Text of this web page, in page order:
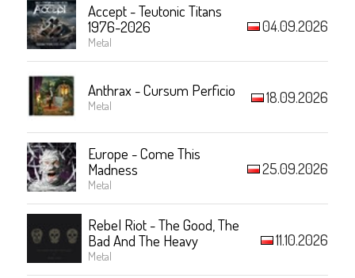
Accept - Teutonic Titans
1976-2026
Metal
04.09.2026
Anthrax - Cursum Perficio
Metal 18.09.2026
Europe - Come This
Madness
Metal
25.09.2026
Rebel Riot - The Good, The
Bad And The Heavy
Metal
11.10.2026